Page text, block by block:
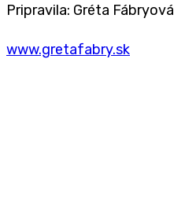
Pripravila: Gréta Fábryová
www.gretafabry.sk